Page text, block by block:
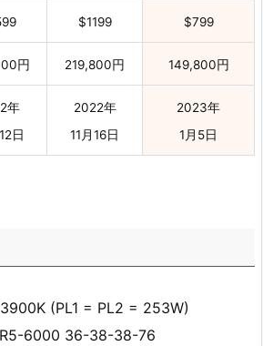
$1199 $799
円 219,800円 149,800円
年
日
2022年
11月16日
2023年
1月5日
(PL1 = PL2 = 253W)
6000 36-38-38-76